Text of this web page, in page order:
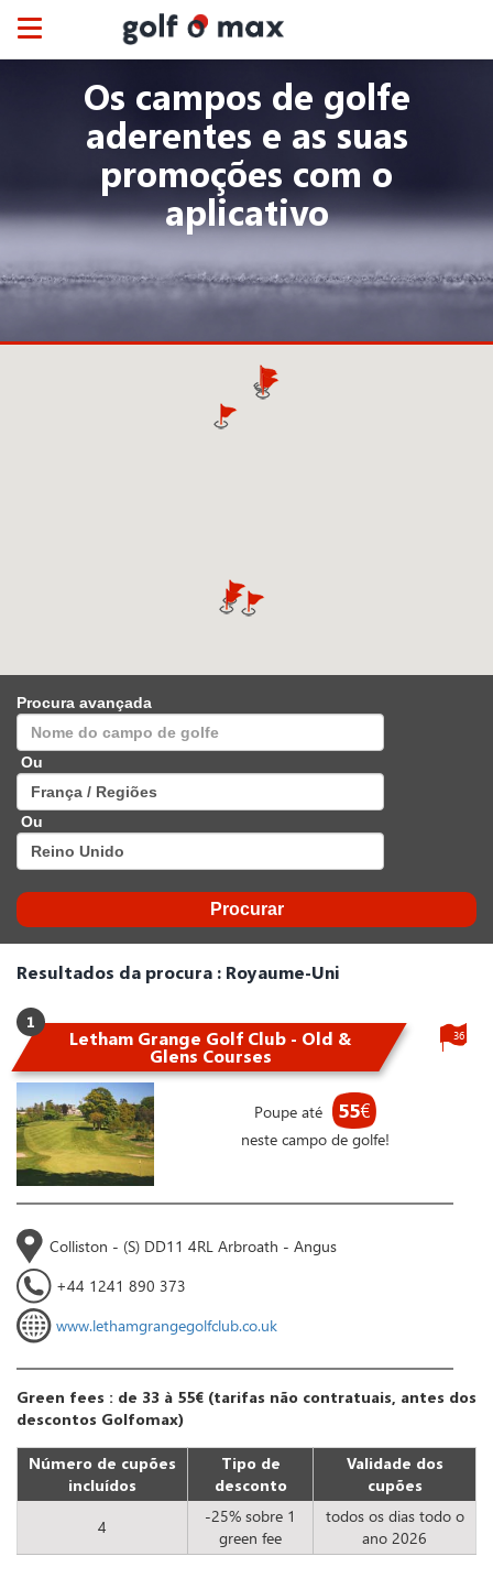
Toggle
Os campos de golfe
aderentes e as suas
promoções com o
aplicativo
Procura avançada
Ou
Ou
Resultados da procura : Royaume-Uni
1
Letham Grange Golf Club - Old &
Glens Courses
Poupe até 55€
neste campo de golfe!
36
Colliston - (S) DD11 4RL Arbroath - Angus
+44 1241 890 373
www.lethamgrangegolfclub.co.uk
Green fees : de 33 à 55€ (tarifas não contratuais, antes dos
descontos Golfomax)
Número de cupões
incluídos
Tipo de
desconto
Validade dos
cupões
4
-25% sobre 1
green fee
todos os dias todo o
ano 2026
Painel de Gerenciamento de Cookies